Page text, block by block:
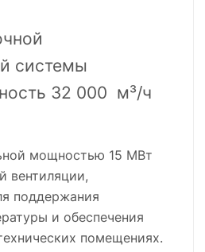
системы
32 000 м³/ч
мощностью 15 МВт
вентиляции,
поддержания
и обеспечения
помещениях.